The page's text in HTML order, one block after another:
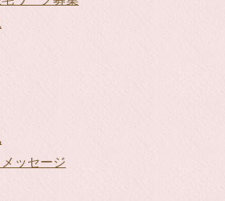
ッセージ